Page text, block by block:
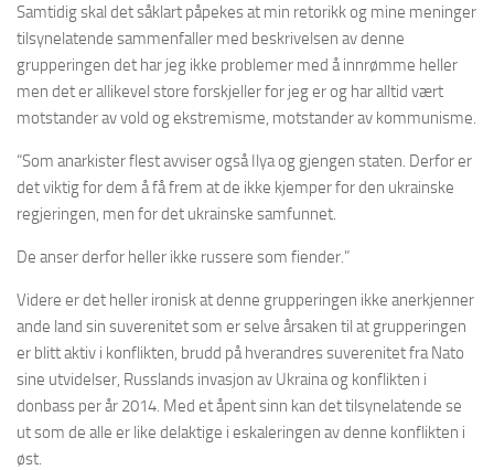
Samtidig skal det såklart påpekes at min retorikk og mine meninger
tilsynelatende sammenfaller med beskrivelsen av denne
grupperingen det har jeg ikke problemer med å innrømme heller
men det er allikevel store forskjeller for jeg er og har alltid vært
motstander av vold og ekstremisme, motstander av kommunisme.
“Som anarkister flest avviser også Ilya og gjengen staten. Derfor er
det viktig for dem å få frem at de ikke kjemper for den ukrainske
regjeringen, men for det ukrainske samfunnet.
De anser derfor heller ikke russere som fiender.”
Videre er det heller ironisk at denne grupperingen ikke anerkjenner
ande land sin suverenitet som er selve årsaken til at grupperingen
er blitt aktiv i konflikten, brudd på hverandres suverenitet fra Nato
sine utvidelser, Russlands invasjon av Ukraina og konflikten i
donbass per år 2014. Med et åpent sinn kan det tilsynelatende se
ut som de alle er like delaktige i eskaleringen av denne konflikten i
øst.